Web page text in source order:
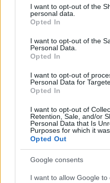
not limited to your visit or
grant or deny consent to
use your data for below
consent section.
I want to opt-out of the
personal data.
Opted In
I want to opt-out of the
Personal Data.
Opted In
I want to opt-out of
Personal Data for
Opted In
I want to opt-out of
Retention, Sale, and/or
Personal Data that Is
Purposes for which it
Opted Out
Google consents
I want to allow Google to
POROSZLÓ #RTL